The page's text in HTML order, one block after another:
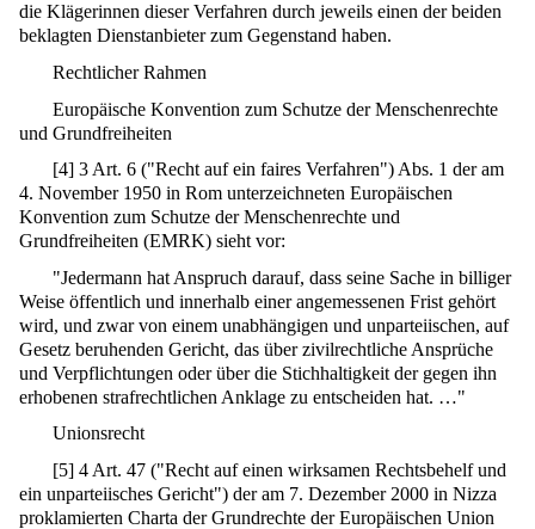
die Klägerinnen dieser Verfahren durch jeweils einen der beiden
beklagten Dienstanbieter zum Gegenstand haben.
Rechtlicher Rahmen
Europäische Konvention zum Schutze der Menschenrechte
und Grundfreiheiten
[4] 3 Art. 6 ("Recht auf ein faires Verfahren") Abs. 1 der am
4. November 1950 in Rom unterzeichneten Europäischen
Konvention zum Schutze der Menschenrechte und
Grundfreiheiten (EMRK) sieht vor:
"Jedermann hat Anspruch darauf, dass seine Sache in billiger
Weise öffentlich und innerhalb einer angemessenen Frist gehört
wird, und zwar von einem unabhängigen und unparteiischen, auf
Gesetz beruhenden Gericht, das über zivilrechtliche Ansprüche
und Verpflichtungen oder über die Stichhaltigkeit der gegen ihn
erhobenen strafrechtlichen Anklage zu entscheiden hat. …"
Unionsrecht
[5] 4 Art. 47 ("Recht auf einen wirksamen Rechtsbehelf und
ein unparteiisches Gericht") der am 7. Dezember 2000 in Nizza
proklamierten Charta der Grundrechte der Europäischen Union